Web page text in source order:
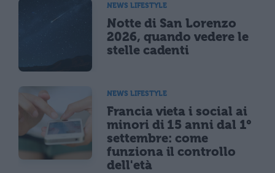
NEWS LIFESTYLE
Notte di San Lorenzo
2026, quando vedere le
stelle cadenti
NEWS LIFESTYLE
Francia vieta i social ai
minori di 15 anni dal 1°
settembre: come
funziona il controllo
dell'età